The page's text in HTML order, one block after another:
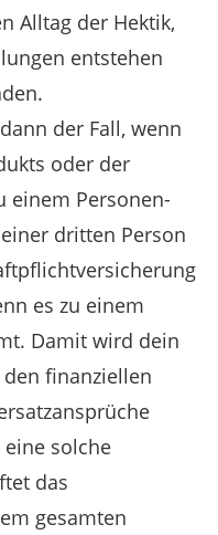
Alltag der Hektik,
entstehen
der Fall, wenn
oder der
einem Personen-
dritten Person
es zu einem
Damit wird dein
finanziellen
solche
das
gesamten